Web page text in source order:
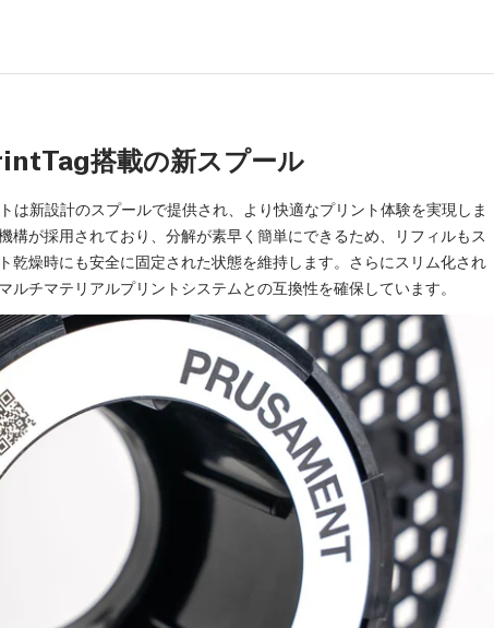
搭載の新スプール
新設計のスプールで提供され、より快適なプリント体験を実現しま
構が採用されており、分解が素早く簡単にできるため、リフィルもス
乾燥時にも安全に固定された状態を維持します。さらにスリム化され
チマテリアルプリントシステムとの互換性を確保しています。